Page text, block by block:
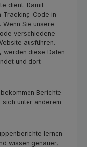
dient. Damit
Tracking-Code in
Sie unsere
verschiedene
ausführen.
werden diese Daten
und dort
Berichte
sich unter anderem
lernen
wissen genauer,